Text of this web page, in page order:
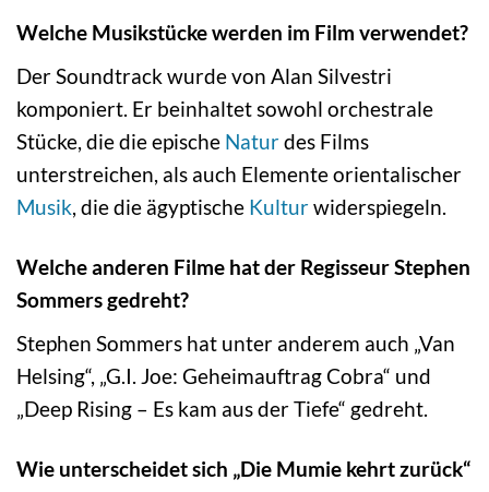
Welche Musikstücke werden im Film verwendet?
Der Soundtrack wurde von Alan Silvestri
komponiert. Er beinhaltet sowohl orchestrale
Stücke, die die epische Naturdes Films
unterstreichen, als auch Elemente orientalischer
Musik, die die ägyptische Kulturwiderspiegeln.
Welche anderen Filme hat der Regisseur Stephen
Sommers gedreht?
Stephen Sommers hat unter anderem auch „Van
Helsing“, „G.I. Joe: Geheimauftrag Cobra“ und
„Deep Rising – Es kam aus der Tiefe“ gedreht.
Wie unterscheidet sich „Die Mumie kehrt zurück“